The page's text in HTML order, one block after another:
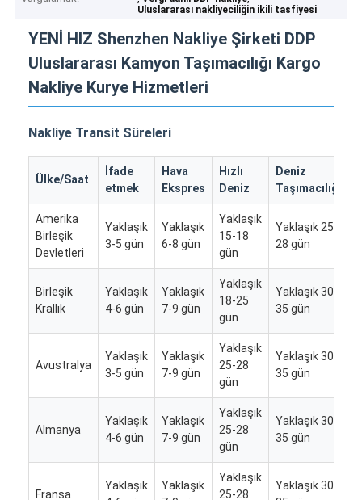
Uluslararası nakliyeciliğin ikili tasfiyesi
YENİ HIZ Shenzhen Nakliye Şirketi DDP
Uluslararası Kamyon Taşımacılığı Kargo
Nakliye Kurye Hizmetleri
Nakliye Transit Süreleri
Ülke/Saat
İfade
etmek
Hava
Ekspres
Hızlı
Deniz
Deniz
Taşımacılığı
Amerika
Birleşik
Devletleri
Yaklaşık
3-5 gün
Yaklaşık
6-8 gün
Yaklaşık
15-18
gün
Yaklaşık 25-
28 gün
Birleşik
Krallık
Yaklaşık
4-6 gün
Yaklaşık
7-9 gün
Yaklaşık
18-25
gün
Yaklaşık 30-
35 gün
Avustralya
Yaklaşık
3-5 gün
Yaklaşık
7-9 gün
Yaklaşık
25-28
gün
Yaklaşık 30-
35 gün
Almanya
Yaklaşık
4-6 gün
Yaklaşık
7-9 gün
Yaklaşık
25-28
gün
Yaklaşık 30-
35 gün
Fransa
Yaklaşık
Yaklaşık
Yaklaşık
25-28
Yaklaşık 30-